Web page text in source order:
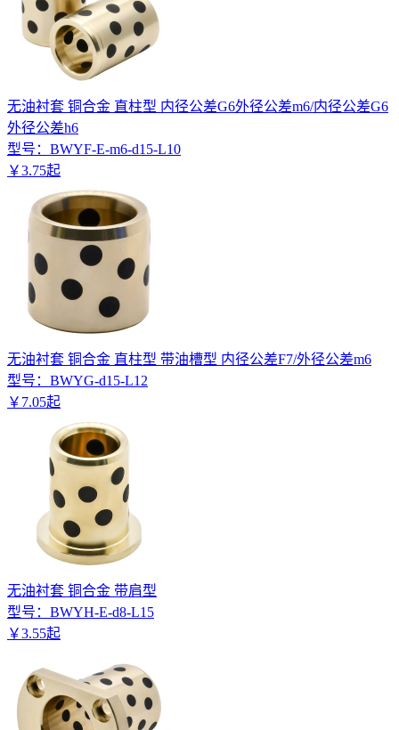
无油衬套 铜合金 直柱型 内径公差G6外径公差m6/内径公差G6
外径公差h6
型号： BWYF-E-m6-d15-L10
￥3.75起
无油衬套 铜合金 直柱型 带油槽型 内径公差F7/外径公差m6
型号： BWYG-d15-L12
￥ 7.05起
无油衬套 铜合金 带肩型
型号： BWYH-E-d8-L15
￥3.55起